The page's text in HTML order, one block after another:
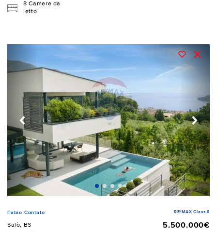
8 Camere da
letto
Fabio Contato RE/MAX Class 8
Salò, BS
5.500.000€